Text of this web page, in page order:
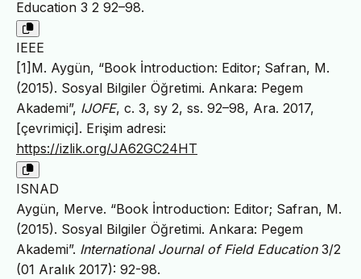
Education 3 2 92–98.
IEEE
[1]M. Aygün, “Book İntroduction: Editor; Safran, M.
(2015). Sosyal Bilgiler Öğretimi. Ankara: Pegem
Akademi”, IJOFE, c. 3, sy 2, ss. 92–98, Ara. 2017,
[çevrimiçi]. Erişim adresi:
https://izlik.org/JA62GC24HT
ISNAD
Aygün, Merve. “Book İntroduction: Editor; Safran, M.
(2015). Sosyal Bilgiler Öğretimi. Ankara: Pegem
Akademi”. International Journal of Field Education3/2
(01 Aralık 2017): 92-98.